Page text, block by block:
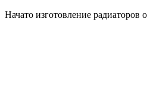
Начато изготовление радиаторов